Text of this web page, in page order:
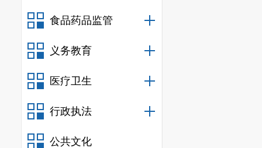
食品药品监管
义务教育
医疗卫生
行政执法
公共文化